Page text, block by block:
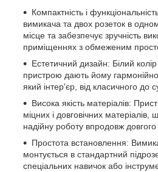
Компактність і
вимикача та двох розеток в
місце та забезпечує зручність
приміщеннях з обмеженим
Естетичний дизайн: Білий
пристрою дають йому
який інтер'єр, від класичного до
Висока якість матеріалів:
міцних і довговічних
надійну роботу впродовж довгого
Простота встановлення:
монтується в стандартний
спеціальних навичок або